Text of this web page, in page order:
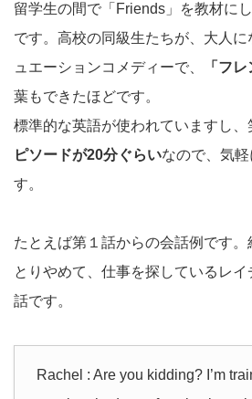
留学生の間で「Friends」を教材に
です。高校の同級生たちが、大人
ュエーションコメディーで、
「フ
葉もできたほどです。
標準的な英語が使われていますし、
ピソードが20分ぐらいなので、気
す。
たとえば第１話からの会話例です
とりやめて、仕事を探しているレ
話です。
Rachel : Are you kidding? I’m